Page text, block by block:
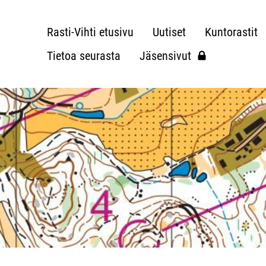
Rasti-Vihti etusivu Uutiset
Kuntorastit
Tietoa seurasta
Jäsensivut